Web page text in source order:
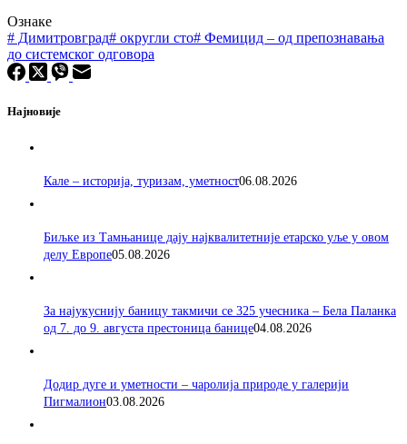
Ознаке
# Димитровград# округли сто# Фемицид – од препознавања
до системског одговора
Најновије
Кале – историја, туризам, уметност06.08.2026
Биљке из Тамњанице дају најквалитетније етарско уље у овом
делу Европе05.08.2026
За најукуснију баницу такмичи се 325 учесника – Бела Паланка
од 7. до 9. августа престоница банице04.08.2026
Додир дуге и уметности – чаролија природе у галерији
Пигмалион03.08.2026